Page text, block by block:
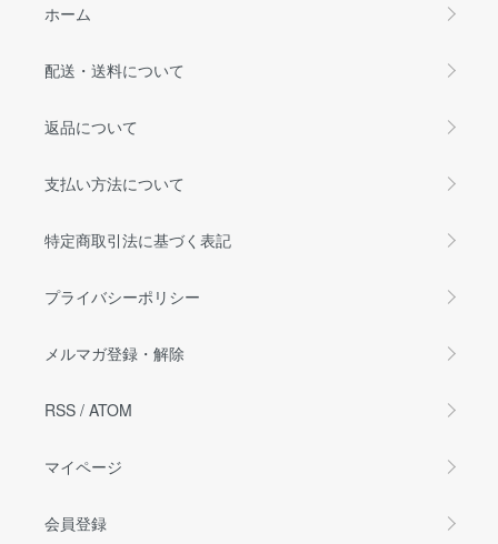
ホーム
配送・送料について
返品について
支払い方法について
特定商取引法に基づく表記
プライバシーポリシー
メルマガ登録・解除
RSS / ATOM
マイページ
会員登録